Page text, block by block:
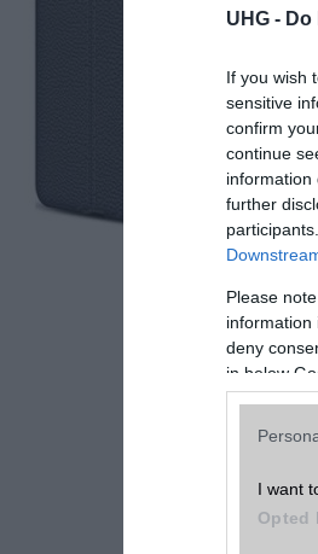
UHG -
If you wish
sensitive
confirm
continue
information
further
Please
information
deny
in below
I want
Opted